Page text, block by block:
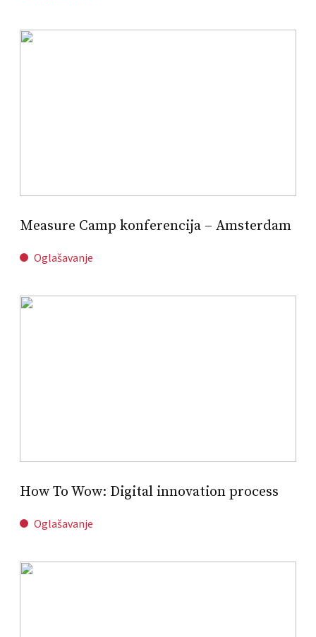
Measure Camp konferencija – Amsterdam
Oglašavanje
How To Wow: Digital innovation process
Oglašavanje